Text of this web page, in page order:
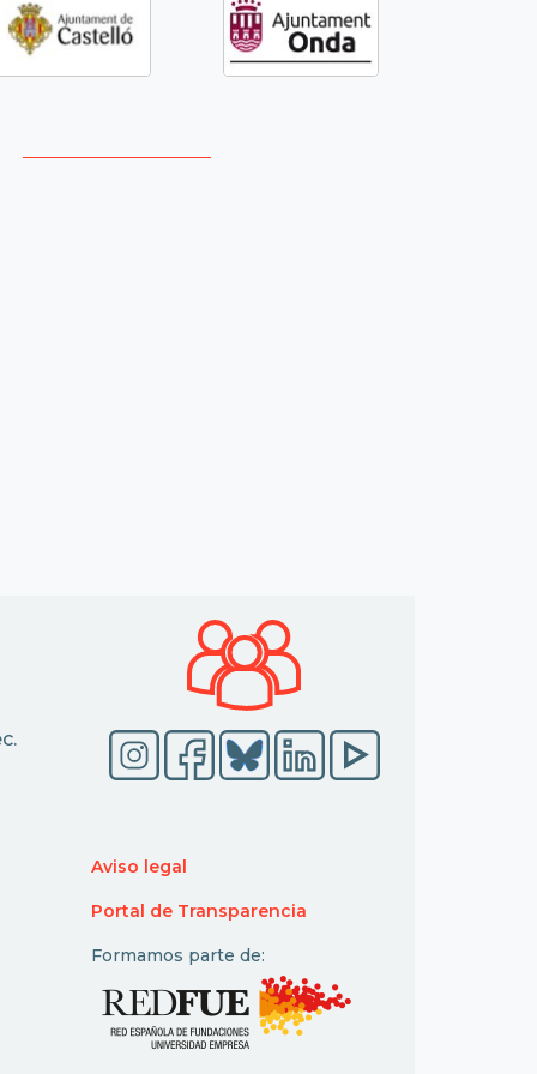
Aviso legal
Portal de Transparencia
Formamos parte de: